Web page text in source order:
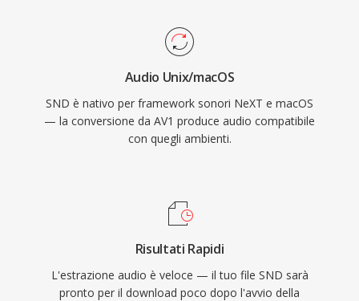
Audio Unix/macOS
SND è nativo per framework sonori NeXT e macOS
— la conversione da AV1 produce audio compatibile
con quegli ambienti.
Risultati Rapidi
L'estrazione audio è veloce — il tuo file SND sarà
pronto per il download poco dopo l'avvio della